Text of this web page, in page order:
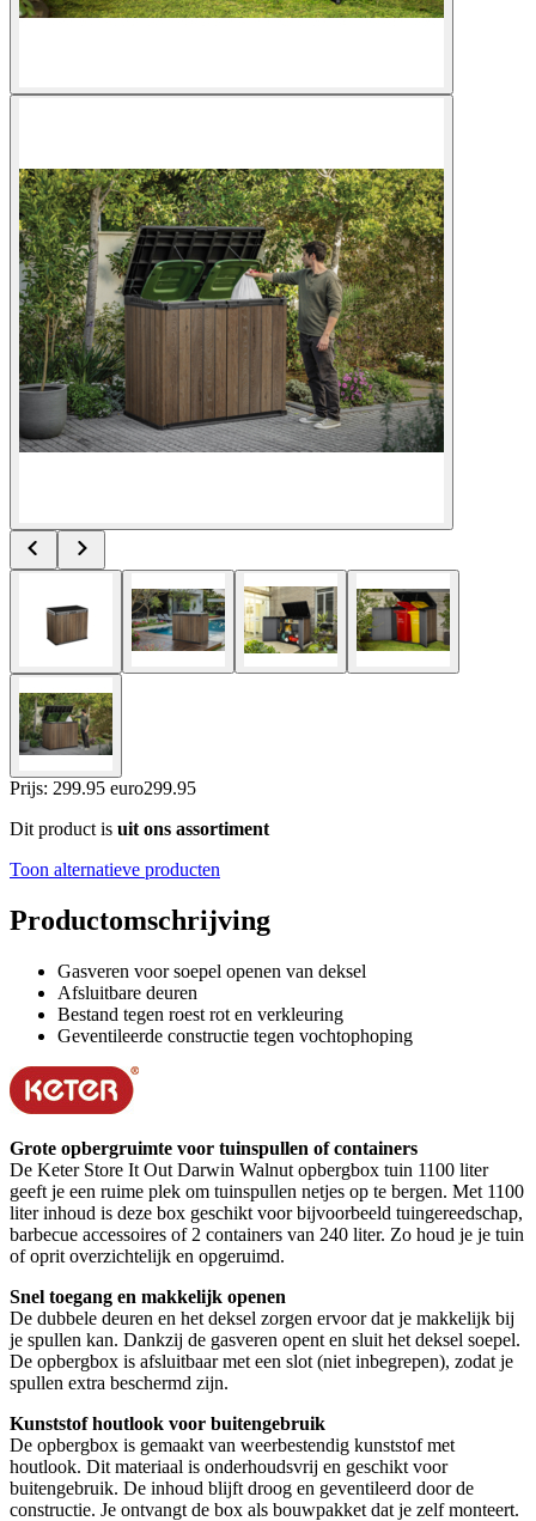
Prijs: 299.95 euro299.95
Dit product is uit ons assortiment
Toon alternatieve producten
Productomschrijving
Gasveren voor soepel openen van deksel
Afsluitbare deuren
Bestand tegen roest rot en verkleuring
Geventileerde constructie tegen vochtophoping
Grote opbergruimte voor tuinspullen of containers
De Keter Store It Out Darwin Walnut opbergbox tuin 1100 liter
geeft je een ruime plek om tuinspullen netjes op te bergen. Met 1100
liter inhoud is deze box geschikt voor bijvoorbeeld tuingereedschap,
barbecue accessoires of 2 containers van 240 liter. Zo houd je je tuin
of oprit overzichtelijk en opgeruimd.
Snel toegang en makkelijk openen
De dubbele deuren en het deksel zorgen ervoor dat je makkelijk bij
je spullen kan. Dankzij de gasveren opent en sluit het deksel soepel.
De opbergbox is afsluitbaar met een slot (niet inbegrepen), zodat je
spullen extra beschermd zijn.
Kunststof houtlook voor buitengebruik
De opbergbox is gemaakt van weerbestendig kunststof met
houtlook. Dit materiaal is onderhoudsvrij en geschikt voor
buitengebruik. De inhoud blijft droog en geventileerd door de
constructie. Je ontvangt de box als bouwpakket dat je zelf monteert.